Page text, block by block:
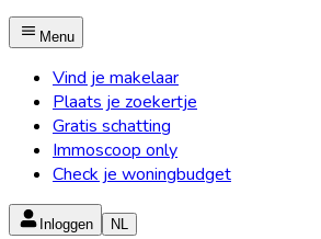
Menu
Vind je makelaar
Plaats je zoekertje
Gratis schatting
Immoscoop only
Check je woningbudget
Inloggen NL